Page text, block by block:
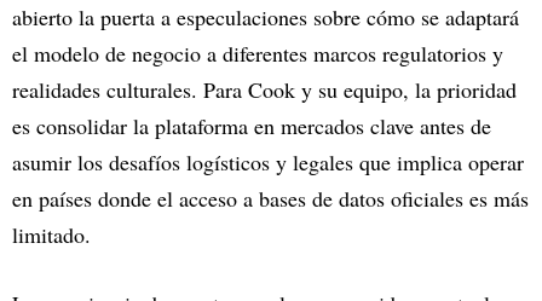
abierto la puerta a especulaciones sobre cómo se adaptará
el modelo de negocio a diferentes marcos regulatorios y
realidades culturales. Para Cook y su equipo, la prioridad
es consolidar la plataforma en mercados clave antes de
asumir los desafíos logísticos y legales que implica operar
en países donde el acceso a bases de datos oficiales es más
limitado.